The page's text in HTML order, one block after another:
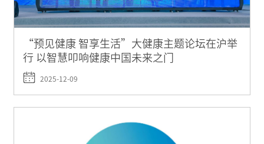
“预见健康 智享生活”大健康主题论坛在沪举
行 以智慧叩响健康中国未来之门
2025-12-09